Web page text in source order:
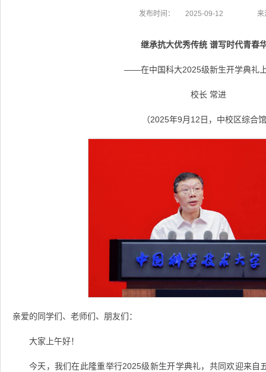
发布时间： 2025-09-12 来
继承抗大优秀传统 谱写时代青春
——在中国科大2025级新生开学典礼
校长 常进
（2025年9月12日，中校区综合
亲爱的同学们、老师们、朋友们：
大家上午好！
今天，我们在此隆重举行2025级新生开学典礼，共同欢迎来自